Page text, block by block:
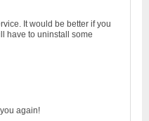
It would be better if you
have to uninstall some
again!